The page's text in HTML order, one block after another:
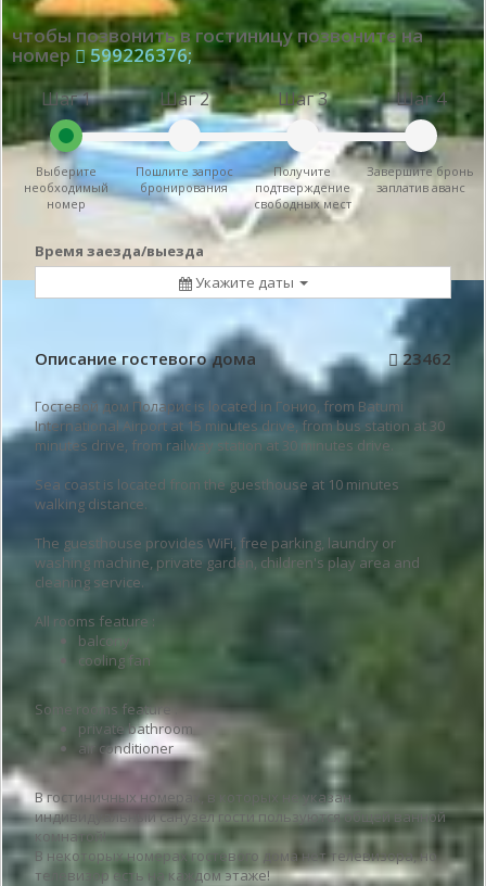
чтобы позвонить в гостиницу позвоните на
номер 599226376;
Шаг 1
Выберите
необходимый
номер
Шаг 2
Пошлите запрос
бронирования
Шаг 3
Получите
подтверждение
свободных мест
Шаг 4
Завершите бронь
заплатив аванс
Время заезда/выезда
Укажите даты
Описание гостевого дома 23462
Гостевой дом Поларис is located in Гонио, from Batumi
International Airport at 15 minutes drive, from bus station at 30
minutes drive, from railway station at 30 minutes drive.
Sea coast is located from the guesthouse at 10 minutes
walking distance.
The guesthouse provides WiFi, free parking, laundry or
washing machine, private garden, children's play area and
cleaning service.
All rooms feature :
balcony
cooling fan
Some rooms feature :
private bathroom
air conditioner
В гостиничных номерах, в которых не указан
индивидуальный санузел гости пользуются общей ванной
комнатой!
В некоторых номерах гостевого дома нет телевизора, но
телевизор есть на каждом этаже!